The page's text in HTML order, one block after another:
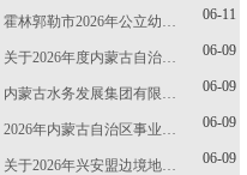
06-11
霍林郭勒市2026年公立幼…
06-09
关于2026年度内蒙古自治…
06-09
内蒙古水务发展集团有限…
06-09
2026年内蒙古自治区事业…
06-09
关于2026年兴安盟边境地…